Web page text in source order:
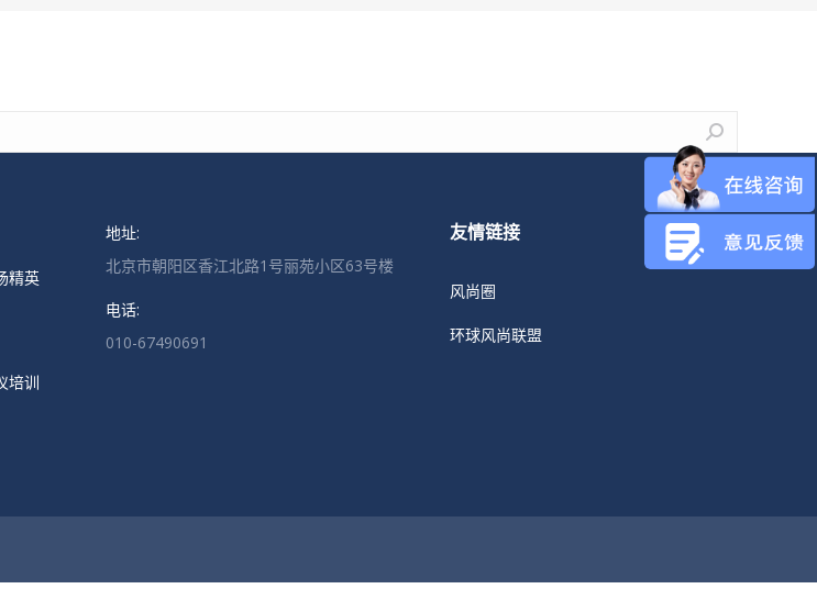
精英
培训
地址:
北京市朝阳区香江北路1号丽苑小区63号楼
电话:
010-67490691
友情链接
风尚圈
环球风尚联盟